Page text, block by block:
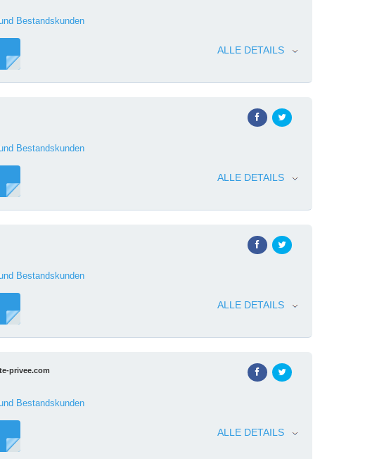
Bestandskunden
ALLE DETAILS
Bestandskunden
ALLE DETAILS
Bestandskunden
ALLE DETAILS
privee.com
Bestandskunden
ALLE DETAILS